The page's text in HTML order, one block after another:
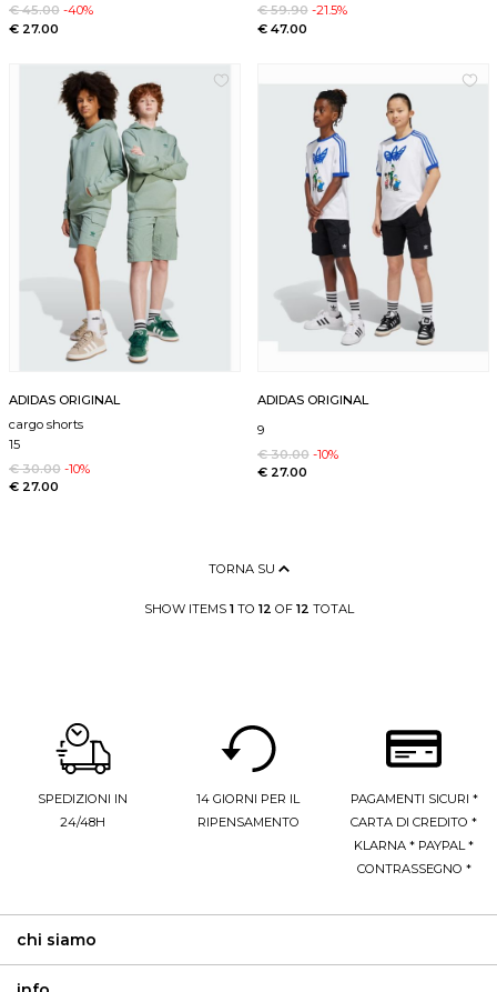
€ 45.00 -40%
€ 27.00
€ 59.90 -21.5%
€ 47.00
ADIDAS ORIGINAL
cargo shorts
15
€ 30.00 -10%
€ 27.00
ADIDAS ORIGINAL
9
€ 30.00 -10%
€ 27.00
TORNA SU
SHOW ITEMS 1TO 12 OF 12 TOTAL
SPEDIZIONI IN
24/48H
14 GIORNI PER IL
RIPENSAMENTO
PAGAMENTI SICURI *
CARTA DI CREDITO *
KLARNA * PAYPAL *
CONTRASSEGNO *
chi siamo